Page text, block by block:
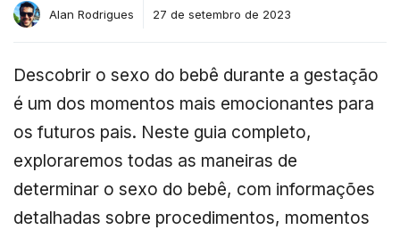
Alan Rodrigues 27 de setembro de 2023
Descobrir o sexo do bebê durante a gestação
é um dos momentos mais emocionantes para
os futuros pais. Neste guia completo,
exploraremos todas as maneiras de
determinar o sexo do bebê, com informações
detalhadas sobre procedimentos, momentos